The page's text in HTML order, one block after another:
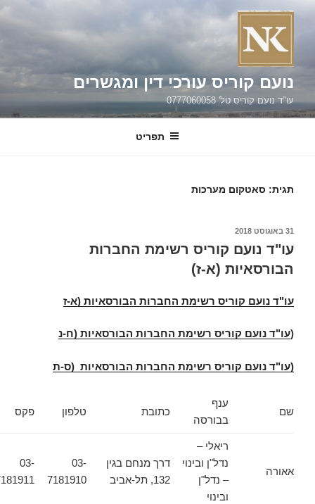
נועם קוריס עורכי דין ומגשרים
עו"ד נועם קוריס טל' 0777060058
תפריט
תגית:סאטקום מערכות
פורסם
עו"ד נועם קוריס רשימת החברות
הבורסאיות (א-ז)
עו"ד נועם קוריס רשימת החברות הבורסאיות (א-ז
עו"ד נועם קוריס רשימת החברות הבורסאיות (ח-נ
(עו"ד נועם קוריס רשימת החברות הבורסאיות (ס-ת
שם
ענף
בבורסה
כתובת טלפון פקס
אאורה
ריאלי –
נדל"ן ובינוי
– נדל"ן
ובינוי
דרך מנחם בגין
132, תל-אביב
03-
7181910
03-
7181911